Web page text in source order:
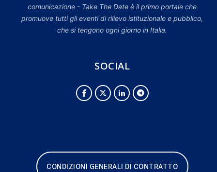
comunicazione - Take The Date è il primo portale che
promuove tutti gli eventi di rilievo istituzionale e pubblico,
che si tengono ogni giorno in Italia.
SOCIAL
CONDIZIONI GENERALI DI CONTRATTO